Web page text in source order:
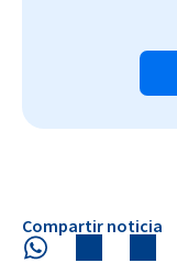
Compartir noticia